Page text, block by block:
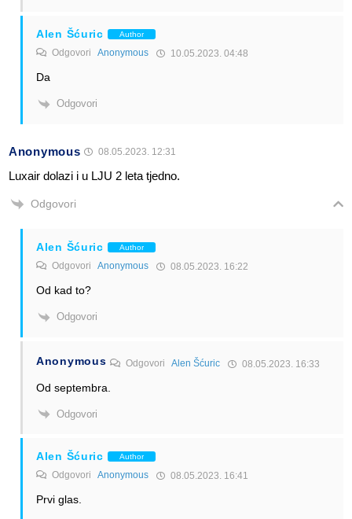
Alen Šćuric Author
Odgovori Anonymous 10.05.2023. 04:48
Da
Odgovori
Anonymous 08.05.2023. 12:31
Luxair dolazi i u LJU 2 leta tjedno.
Odgovori
Alen Šćuric Author
Odgovori Anonymous 08.05.2023. 16:22
Od kad to?
Odgovori
Anonymous OdgovoriAlen Šćuric 08.05.2023. 16:33
Od septembra.
Odgovori
Alen Šćuric Author
Odgovori Anonymous 08.05.2023. 16:41
Prvi glas.